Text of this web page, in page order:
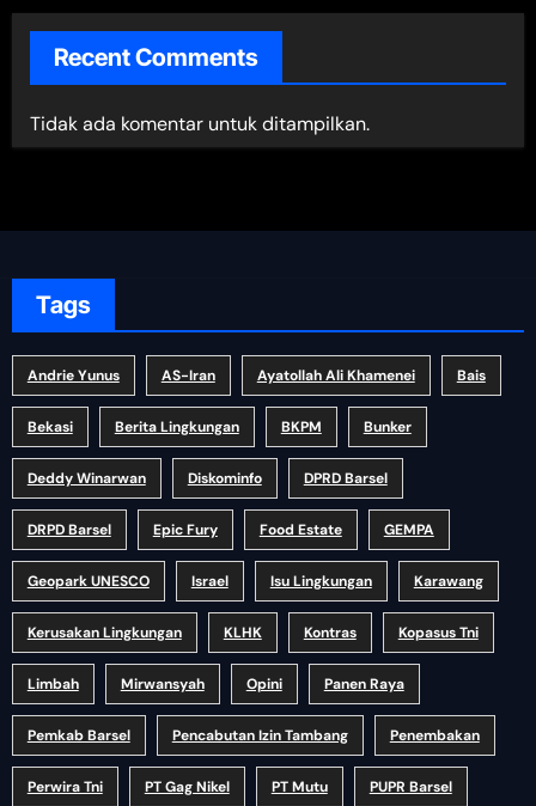
Recent Comments
Tidak ada komentar untuk ditampilkan.
Tags
Andrie Yunus AS-Iran Ayatollah Ali Khamenei Bais
Bekasi Berita Lingkungan BKPM Bunker
Deddy Winarwan Diskominfo DPRD Barsel
DRPD Barsel Epic Fury Food Estate GEMPA
Geopark UNESCO Israel Isu Lingkungan Karawang
Kerusakan Lingkungan KLHK Kontras Kopasus Tni
Limbah Mirwansyah Opini Panen Raya
Pemkab Barsel Pencabutan Izin Tambang Penembakan
Perwira Tni PT Gag Nikel PT Mutu PUPR Barsel